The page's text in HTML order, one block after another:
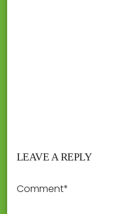
LEAVE A REPLY
Comment*